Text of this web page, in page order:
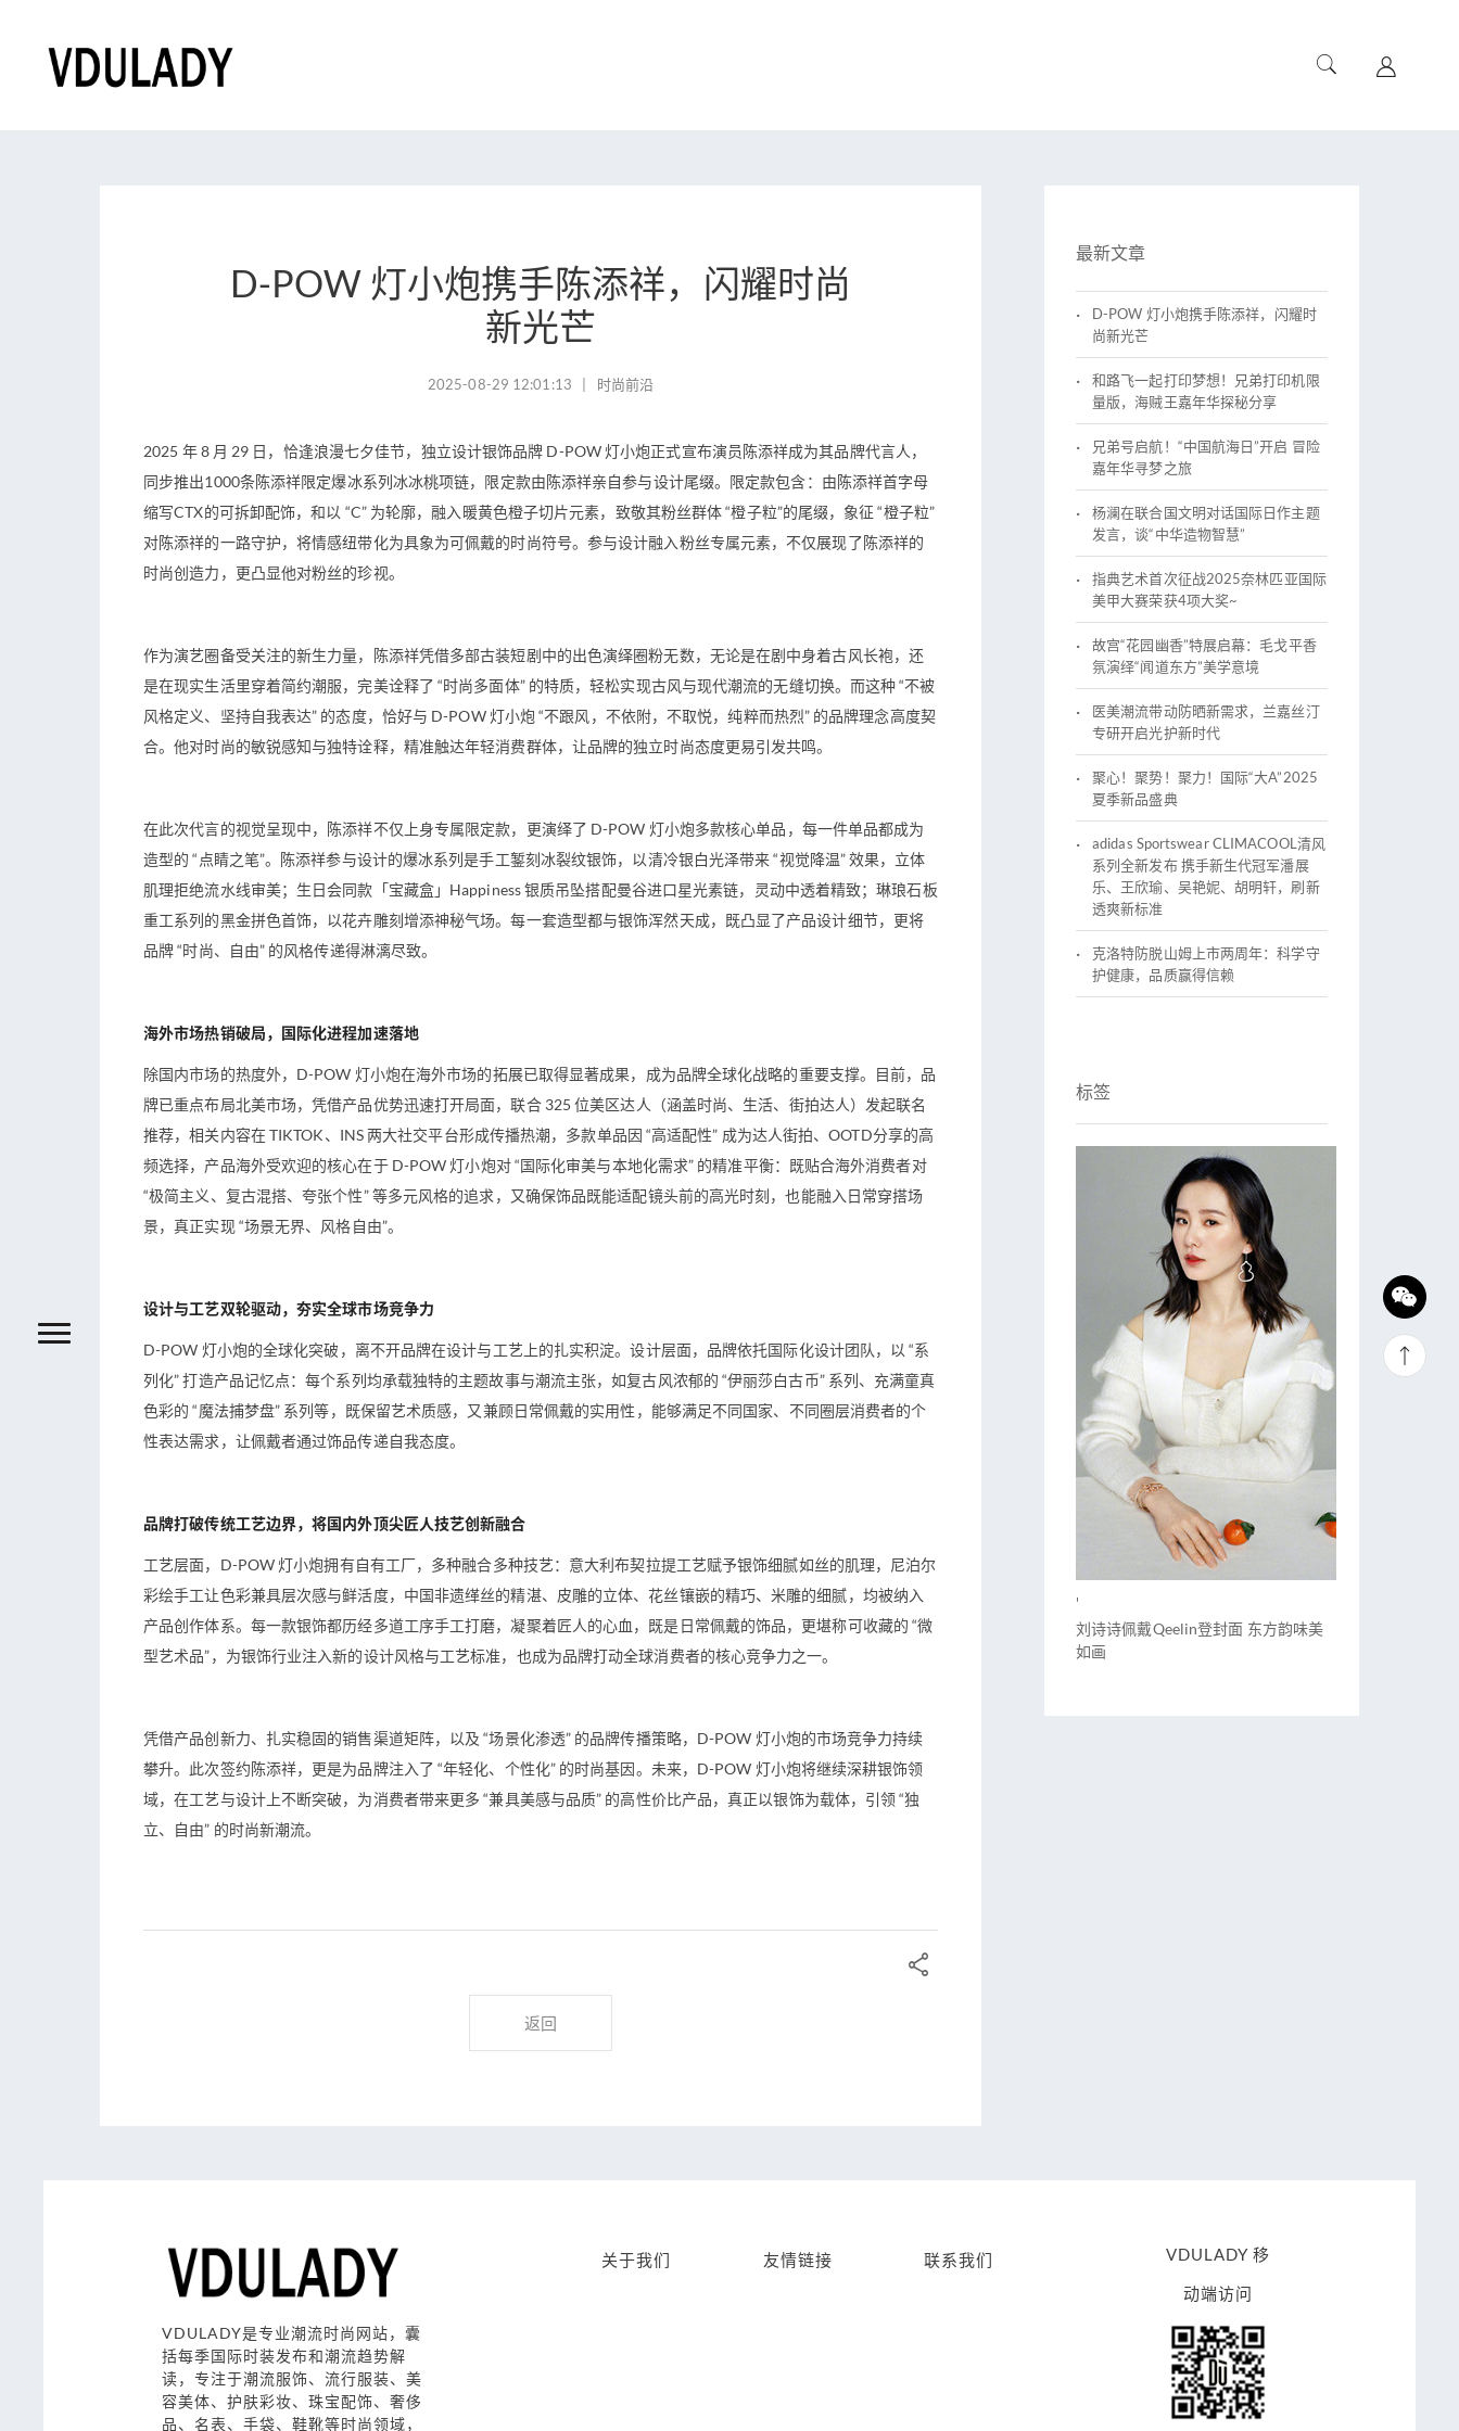
D-POW 灯小炮携手陈添祥，闪耀时尚
新光芒​
2025-08-29 12:01:13 | 时尚前沿
2025 年 8 月 29 日，恰逢浪漫七夕佳节，独立设计银饰品牌 D-POW 灯小炮正式宣布演员陈添祥成为其品牌代言人，
同步推出1000条陈添祥限定爆冰系列冰冰桃项链，限定款由陈添祥亲自参与设计尾缀。限定款包含：由陈添祥首字母
缩写CTX的可拆卸配饰，和以 “C” 为轮廓，融入暖黄色橙子切片元素，致敬其粉丝群体 “橙子粒”的尾缀，象征 “橙子粒”
对陈添祥的一路守护，将情感纽带化为具象为可佩戴的时尚符号。参与设计融入粉丝专属元素，不仅展现了陈添祥的
时尚创造力，更凸显他对粉丝的珍视。
作为演艺圈备受关注的新生力量，陈添祥凭借多部古装短剧中的出色演绎圈粉无数，无论是在剧中身着古风长袍，还
是在现实生活里穿着简约潮服，完美诠释了 “时尚多面体” 的特质，轻松实现古风与现代潮流的无缝切换。而这种 “不被
风格定义、坚持自我表达” 的态度，恰好与 D-POW 灯小炮 “不跟风，不依附，不取悦，纯粹而热烈” 的品牌理念高度契
合。他对时尚的敏锐感知与独特诠释，精准触达年轻消费群体，让品牌的独立时尚态度更易引发共鸣。
在此次代言的视觉呈现中，陈添祥不仅上身专属限定款，更演绎了 D-POW 灯小炮多款核心单品，每一件单品都成为
造型的 “点睛之笔”。陈添祥参与设计的爆冰系列是手工錾刻冰裂纹银饰，以清冷银白光泽带来 “视觉降温” 效果，立体
肌理拒绝流水线审美；生日会同款「宝藏盒」Happiness 银质吊坠搭配曼谷进口星光素链，灵动中透着精致；琳琅石板
重工系列的黑金拼色首饰，以花卉雕刻增添神秘气场。每一套造型都与银饰浑然天成，既凸显了产品设计细节，更将
品牌 “时尚、自由” 的风格传递得淋漓尽致。
海外市场热销破局，国际化进程加速落地
除国内市场的热度外，D-POW 灯小炮在海外市场的拓展已取得显著成果，成为品牌全球化战略的重要支撑。目前，品
牌已重点布局北美市场，凭借产品优势迅速打开局面，联合 325 位美区达人（涵盖时尚、生活、街拍达人）发起联名
推荐，相关内容在 TIKTOK、INS 两大社交平台形成传播热潮，多款单品因 “高适配性” 成为达人街拍、OOTD分享的高
频选择，产品海外受欢迎的核心在于 D-POW 灯小炮对 “国际化审美与本地化需求” 的精准平衡：既贴合海外消费者对
“极简主义、复古混搭、夸张个性” 等多元风格的追求，又确保饰品既能适配镜头前的高光时刻，也能融入日常穿搭场
景，真正实现 “场景无界、风格自由”。
设计与工艺双轮驱动，夯实全球市场竞争力
D-POW 灯小炮的全球化突破，离不开品牌在设计与工艺上的扎实积淀。设计层面，品牌依托国际化设计团队，以 “系
列化” 打造产品记忆点：每个系列均承载独特的主题故事与潮流主张，如复古风浓郁的 “伊丽莎白古币” 系列、充满童真
色彩的 “魔法捕梦盘” 系列等，既保留艺术质感，又兼顾日常佩戴的实用性，能够满足不同国家、不同圈层消费者的个
性表达需求，让佩戴者通过饰品传递自我态度。
品牌打破传统工艺边界，将国内外顶尖匠人技艺创新融合
工艺层面，D-POW 灯小炮拥有自有工厂，多种融合多种技艺：意大利布契拉提工艺赋予银饰细腻如丝的肌理，尼泊尔
彩绘手工让色彩兼具层次感与鲜活度，中国非遗缂丝的精湛、皮雕的立体、花丝镶嵌的精巧、米雕的细腻，均被纳入
产品创作体系。每一款银饰都历经多道工序手工打磨，凝聚着匠人的心血，既是日常佩戴的饰品，更堪称可收藏的 “微
型艺术品”，为银饰行业注入新的设计风格与工艺标准，也成为品牌打动全球消费者的核心竞争力之一。
凭借产品创新力、扎实稳固的销售渠道矩阵，以及 “场景化渗透” 的品牌传播策略，D-POW 灯小炮的市场竞争力持续
攀升。此次签约陈添祥，更是为品牌注入了 “年轻化、个性化” 的时尚基因。未来，D-POW 灯小炮将继续深耕银饰领
域，在工艺与设计上不断突破，为消费者带来更多 “兼具美感与品质” 的高性价比产品，真正以银饰为载体，引领 “独
立、自由” 的时尚新潮流。

返回
最新文章
D-POW 灯小炮携手陈添祥，闪耀时
尚新光芒​
和路飞一起打印梦想！兄弟打印机限
量版，海贼王嘉年华探秘分享
兄弟号启航！“中国航海日”开启 冒险
嘉年华寻梦之旅
杨澜在联合国文明对话国际日作主题
发言，谈“中华造物智慧”
指典艺术首次征战2025奈林匹亚国际
美甲大赛荣获4项大奖~
故宫“花园幽香”特展启幕：毛戈平香
氛演绎“闻道东方”美学意境
医美潮流带动防晒新需求，兰嘉丝汀
专研开启光护新时代
聚心！聚势！聚力！国际“大A”2025
夏季新品盛典
adidas Sportswear CLIMACOOL清风
系列全新发布 携手新生代冠军潘展
乐、王欣瑜、吴艳妮、胡明轩，刷新
透爽新标准
克洛特防脱山姆上市两周年：科学守
护健康，品质赢得信赖
标签
'
刘诗诗佩戴Qeelin登封面 东方韵味美
如画
VDULADY是专业潮流时尚网站，囊
括每季国际时装发布和潮流趋势解
读，专注于潮流服饰、流行服装、美
容美体、护肤彩妆、珠宝配饰、奢侈
品、名表、手袋、鞋靴等时尚领域，
关于我们 友情链接 联系我们
VDULADY 移
动端访问